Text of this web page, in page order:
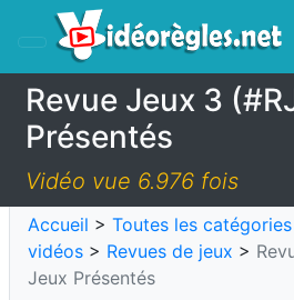
Revue Jeux 3
Présentés
Vidéo vue 6.976 fois
Accueil > Toutes les
vidéos > Revues de jeux >
Jeux Présentés